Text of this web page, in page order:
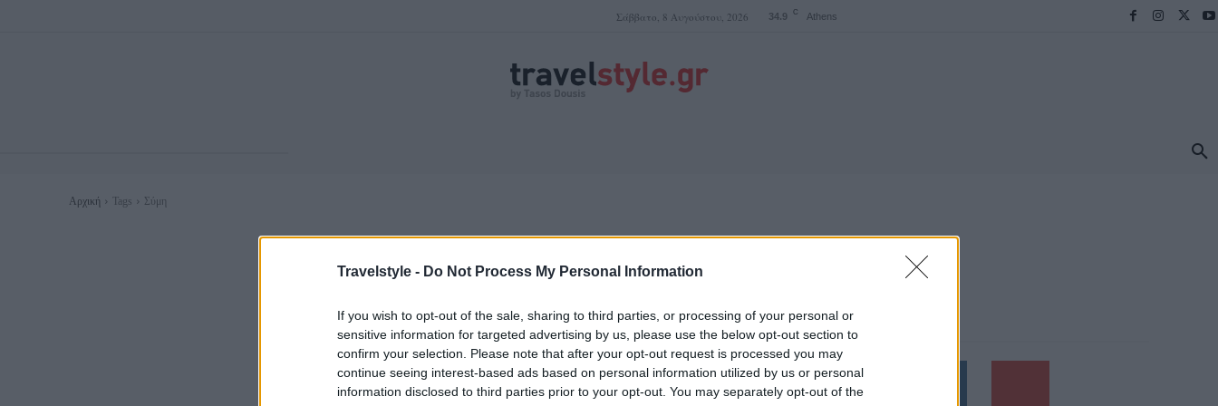
Travelstyle - Do Not Process My Personal Information
If you wish to opt-out of the sale, sharing to third parties, or processing of your personal or
sensitive information for targeted advertising by us, please use the below opt-out section to
confirm your selection. Please note that after your opt-out request is processed you may
continue seeing interest-based ads based on personal information utilized by us or personal
information disclosed to third parties prior to your opt-out. You may separately opt-out of the
Σάββατο, 8 Αυγούστου, 2026 34.9 C Athens
Αρχική Tags Σύμη
Follow us